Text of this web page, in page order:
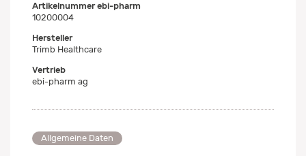
Artikelnummer ebi-pharm
10200004
Hersteller
Trimb Healthcare
Vertrieb
ebi-pharm ag
Allgemeine Daten